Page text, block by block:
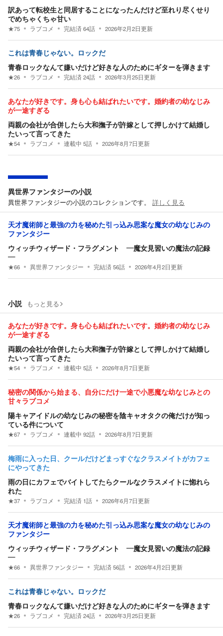
訳あって転校生と同居することになったんだけど至れり尽くせり
でめちゃくちゃ甘い
★75 ラブコメ 完結済64話 2026年2月2日更新
これは青春じゃない。ロックだ
青春ロックなんて嫌いだけど好きな人のためにギターを弾きます
★26 ラブコメ 完結済24話 2026年3月25日更新
あなたが好きです。身も心も結ばれたいです。婚約者の幼なじみ
が一途すぎる
両親の会社が合併したら大和撫子が許嫁として押しかけて結婚し
たいって言ってきた
★54 ラブコメ 連載中 5話 2026年8月7日更新
異世界ファンタジーの小説
異世界ファンタジーの小説のコレクションです。 詳しく見る
天才魔術師と最強の力を秘めた引っ込み思案な魔女の幼なじみの
ファンタジー
ウィッチウィザード・フラグメント ―魔女見習いの魔法の記録
―
★66 異世界ファンタジー 完結済56話 2026年4月2日更新
小説 もっと見る
あなたが好きです。身も心も結ばれたいです。婚約者の幼なじみ
が一途すぎる
両親の会社が合併したら大和撫子が許嫁として押しかけて結婚し
たいって言ってきた
★54 ラブコメ 連載中 5話 2026年8月7日更新
秘密の関係から始まる、自分にだけ一途で小悪魔な幼なじみとの
甘々ラブコメ
陽キャアイドルの幼なじみの秘密を陰キャオタクの俺だけが知っ
ている件について
★67 ラブコメ 連載中 92話 2026年8月7日更新
梅雨に入った日、クールだけどまっすぐなクラスメイトがカフェ
にやってきた
雨の日にカフェでバイトしてたらクールなクラスメイトに惚れら
れた
★37 ラブコメ 完結済 1話 2026年6月7日更新
天才魔術師と最強の力を秘めた引っ込み思案な魔女の幼なじみの
ファンタジー
ウィッチウィザード・フラグメント ―魔女見習いの魔法の記録
―
★66 異世界ファンタジー 完結済56話 2026年4月2日更新
これは青春じゃない。ロックだ
青春ロックなんて嫌いだけど好きな人のためにギターを弾きます
★26 ラブコメ 完結済24話 2026年3月25日更新